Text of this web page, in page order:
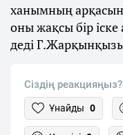
ханымның
оны жақсы бір
деді
Сіздің реакцияңыз?
Ұнайды 0